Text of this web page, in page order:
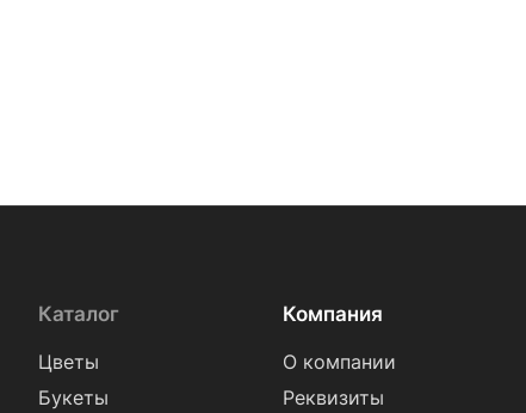
Каталог
Цветы
Букеты
Компания
О компании
Реквизиты